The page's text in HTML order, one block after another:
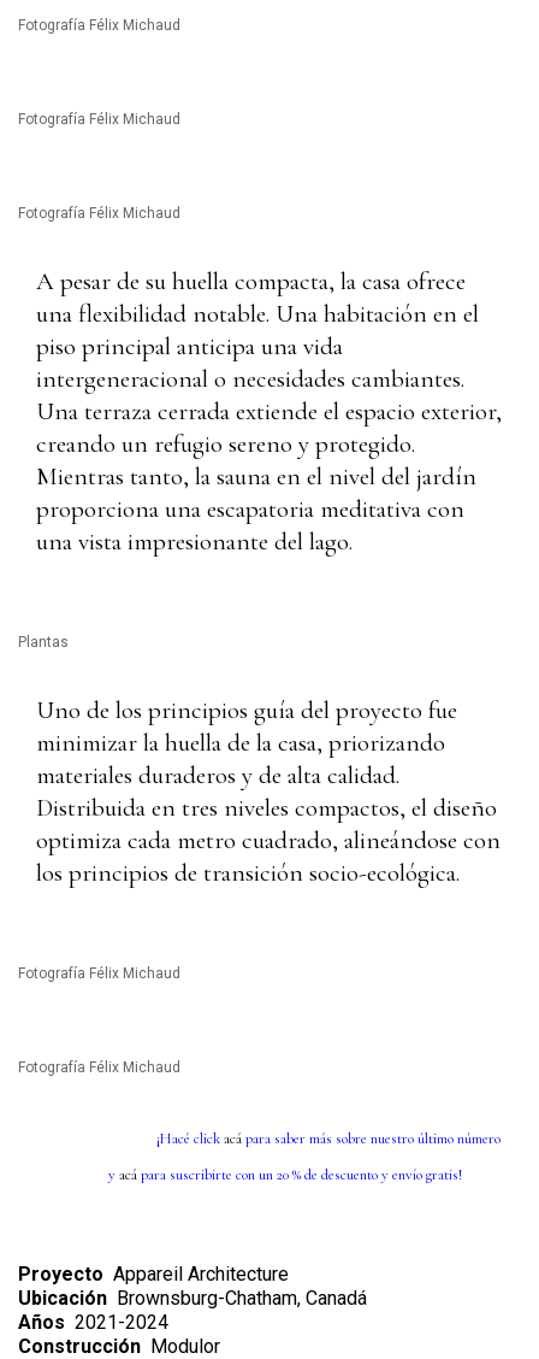
Fotografía Félix Michaud
Fotografía Félix Michaud
Fotografía Félix Michaud
A pesar de su huella compacta, la casa ofrece
una flexibilidad notable. Una habitación en el
piso principal anticipa una vida
intergeneracional o necesidades cambiantes.
Una terraza cerrada extiende el espacio exterior,
creando un refugio sereno y protegido.
Mientras tanto, la sauna en el nivel del jardín
proporciona una escapatoria meditativa con
una vista impresionante del lago.
Plantas
Uno de los principios guía del proyecto fue
minimizar la huella de la casa, priorizando
materiales duraderos y de alta calidad.
Distribuida en tres niveles compactos, el diseño
optimiza cada metro cuadrado, alineándose con
los principios de transición socio-ecológica.
Fotografía Félix Michaud
Fotografía Félix Michaud
¡Hacé clickacápara saber más sobre nuestro último número
yacápara suscribirte con un 20 % de descuento y envío gratis!
Proyecto Appareil Architecture
Ubicación Brownsburg-Chatham, Canadá
Años 2021-2024
Construcción Modulor